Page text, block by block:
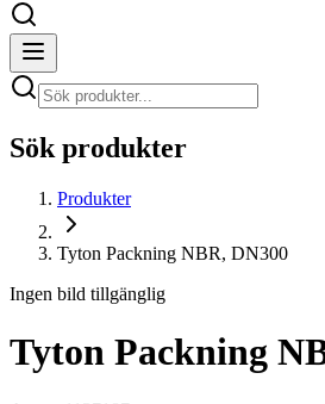
Sök produkter
Produkter
Tyton Packning NBR, DN300
Ingen bild tillgänglig
Tyton Packning